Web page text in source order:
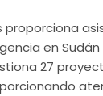
proporciona
en Sudán
27